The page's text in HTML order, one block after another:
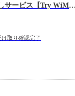
UQ WiMAXの無料お試しサービ
取り確認完了